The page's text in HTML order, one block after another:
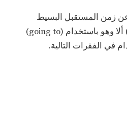
زمن المستقبل البسيط
(Simple Future Tense) ألا وهو باستخدام (going to)
في الفقرات التالية.